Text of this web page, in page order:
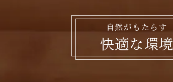
自然がもたらす
快適な環境